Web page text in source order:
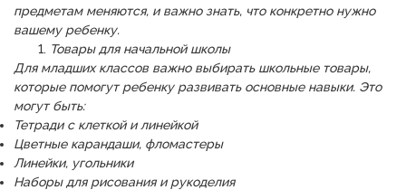
предметам меняются, и важно знать, что конкретно нужно
вашему ребенку.
Товары для начальной школы
Для младших классов важно выбирать школьные товары,
которые помогут ребенку развивать основные навыки. Это
могут быть:
Тетради с клеткой и линейкой
Цветные карандаши, фломастеры
Линейки, угольники
Наборы для рисования и рукоделия